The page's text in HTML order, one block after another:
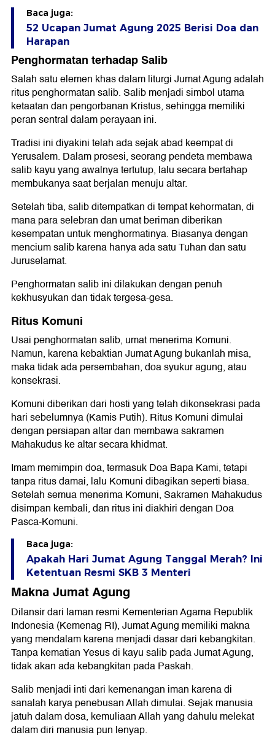
Baca juga:
52 Ucapan Jumat Agung 2025 Berisi Doa dan
Harapan
Penghormatan terhadap Salib
Salah satu elemen khas dalam liturgi Jumat Agung adalah
ritus penghormatan salib. Salib menjadi simbol utama
ketaatan dan pengorbanan Kristus, sehingga memiliki
peran sentral dalam perayaan ini.
Tradisi ini diyakini telah ada sejak abad keempat di
Yerusalem. Dalam prosesi, seorang pendeta membawa
salib kayu yang awalnya tertutup, lalu secara bertahap
membukanya saat berjalan menuju altar.
Setelah tiba, salib ditempatkan di tempat kehormatan, di
mana para selebran dan umat beriman diberikan
kesempatan untuk menghormatinya. Biasanya dengan
mencium salib karena hanya ada satu Tuhan dan satu
Juruselamat.
Penghormatan salib ini dilakukan dengan penuh
kekhusyukan dan tidak tergesa-gesa.
Ritus Komuni
Usai penghormatan salib, umat menerima Komuni.
Namun, karena kebaktian Jumat Agung bukanlah misa,
maka tidak ada persembahan, doa syukur agung, atau
konsekrasi.
Komuni diberikan dari hosti yang telah dikonsekrasi pada
hari sebelumnya (Kamis Putih). Ritus Komuni dimulai
dengan persiapan altar dan membawa sakramen
Mahakudus ke altar secara khidmat.
Imam memimpin doa, termasuk Doa Bapa Kami, tetapi
tanpa ritus damai, lalu Komuni dibagikan seperti biasa.
Setelah semua menerima Komuni, Sakramen Mahakudus
disimpan kembali, dan ritus ini diakhiri dengan Doa
Pasca-Komuni.
Baca juga:
Apakah Hari Jumat Agung Tanggal Merah? Ini
Ketentuan Resmi SKB 3 Menteri
Makna Jumat Agung
Dilansir dari laman resmi Kementerian Agama Republik
Indonesia (Kemenag RI), Jumat Agung memiliki makna
yang mendalam karena menjadi dasar dari kebangkitan.
Tanpa kematian Yesus di kayu salib pada Jumat Agung,
tidak akan ada kebangkitan pada Paskah.
Salib menjadi inti dari kemenangan iman karena di
sanalah karya penebusan Allah dimulai. Sejak manusia
jatuh dalam dosa, kemuliaan Allah yang dahulu melekat
dalam diri manusia pun lenyap.